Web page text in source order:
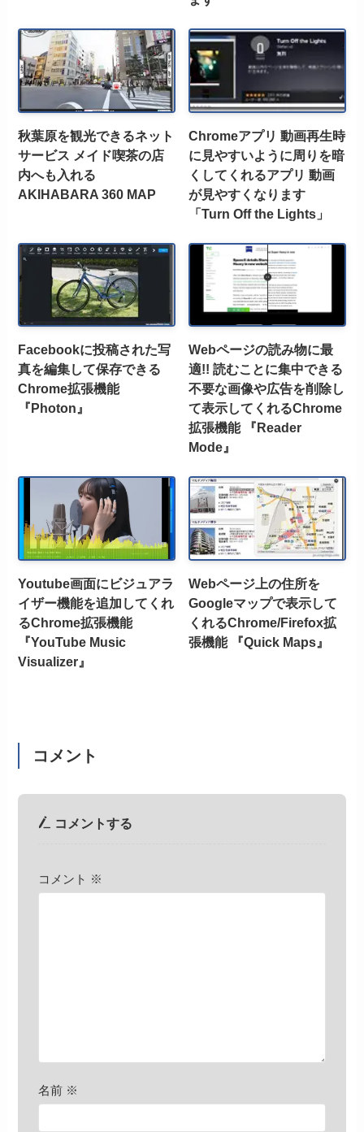
秋葉原を観光できるネット
サービス メイド喫茶の店
内へも入れる
AKIHABARA 360 MAP
Chromeアプリ 動画再生時
に見やすいように周りを暗
くしてくれるアプリ 動画
が見やすくなります
「Turn Off the Lights」
Facebookに投稿された写
真を編集して保存できる
Chrome拡張機能
『Photon』
Webページの読み物に最
適!! 読むことに集中できる
不要な画像や広告を削除し
て表示してくれるChrome
拡張機能 『Reader
Mode』
Youtube画面にビジュアラ
イザー機能を追加してくれ
るChrome拡張機能
『YouTube Music
Visualizer』
Webページ上の住所を
Googleマップで表示して
くれるChrome/Firefox拡
張機能 『Quick Maps』
コメント
コメントする
コメント ※
名前 ※